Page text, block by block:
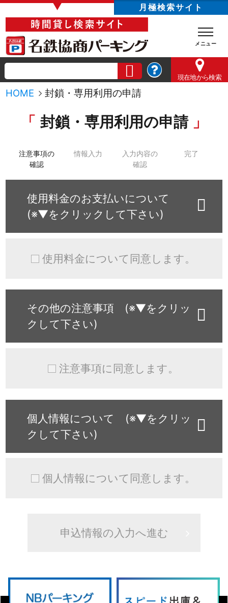
▼ 月極検索サイト
現在地から検索
HOME 封鎖・専用利用の申請
封鎖・専用利用の申請
注意事項の
確認
情報入力
入力内容の
確認
完了
使用料金のお支払いについて
(※▼をクリックして下さい)
使用料金について同意します。
その他の注意事項 (※▼をクリッ
クして下さい)
注意事項に同意します。
個人情報について (※▼をクリッ
クして下さい)
個人情報について同意します。